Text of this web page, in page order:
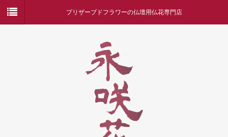
プリザーブドフラワーの仏壇用仏花専門店